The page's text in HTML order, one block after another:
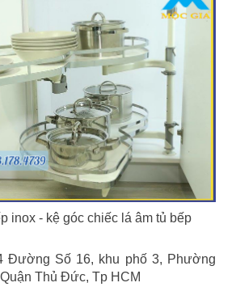
inox - kệ góc chiếc lá âm tủ bếp
Đường Số 16, khu phố 3, Phường
Thủ Đức, Tp HCM